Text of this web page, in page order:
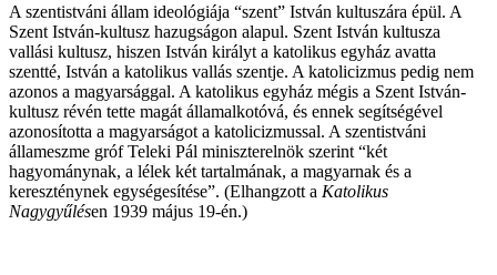
A szentistváni állam ideológiája “szent” István kultuszára épül. A
Szent István-kultusz hazugságon alapul. Szent István kultusza
vallási kultusz, hiszen István királyt a katolikus egyház avatta
szentté, István a katolikus vallás szentje. A katolicizmus pedig nem
azonos a magyarsággal. A katolikus egyház mégis a Szent István-
kultusz révén tette magát államalkotóvá, és ennek segítségével
azonosította a magyarságot a katolicizmussal. A szentistváni
állameszme gróf Teleki Pál miniszterelnök szerint “két
hagyománynak, a lélek két tartalmának, a magyarnak és a
kereszténynek egységesítése”. (Elhangzott a Katolikus
Nagygyűlésen 1939 május 19-én.)